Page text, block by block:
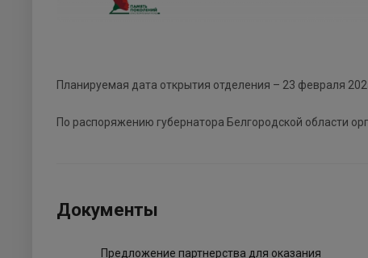
Планируемая дата открытия отделения – 23 февраля
По распоряжению губернатора Белгородской области
Документы
Предложение партнерства для оказания